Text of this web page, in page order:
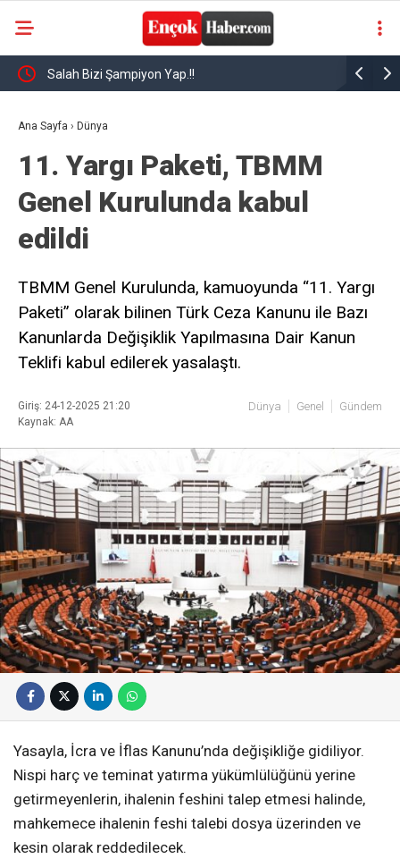
Salah Bizi Şampiyon Yap.!! Mısırlı
Ana Sayfa › Dünya
11. Yargı Paketi, TBMM
Genel Kurulunda kabul
edildi
TBMM Genel Kurulunda, kamuoyunda “11. Yargı
Paketi” olarak bilinen Türk Ceza Kanunu ile Bazı
Kanunlarda Değişiklik Yapılmasına Dair Kanun
Teklifi kabul edilerek yasalaştı.
Giriş: 24-12-2025 21:20
Kaynak: AA
Dünya Genel Gündem
Yasayla, İcra ve İflas Kanunu’nda değişikliğe gidiliyor.
Nispi harç ve teminat yatırma yükümlülüğünü yerine
getirmeyenlerin, ihalenin feshini talep etmesi halinde,
mahkemece ihalenin feshi talebi dosya üzerinden ve
kesin olarak reddedilecek.